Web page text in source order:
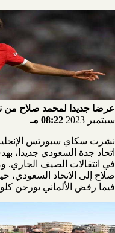
عرضا جديدا لمحمد صلاح من
سبتمبر 2023
08:22 مـ
نشرت سكاي سبورتس
اتحاد جدة السعودي جديدا،
في انتقالات الصيف الجاري.
صلاح إلى الاتحاد
فيما رفض الألماني يورجن